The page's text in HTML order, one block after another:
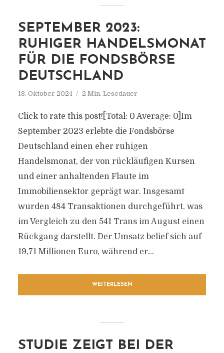
SEPTEMBER 2023:
RUHIGER HANDELSMONAT
FÜR DIE FONDSBÖRSE
DEUTSCHLAND
18. Oktober 2024 2 Min. Lesedauer
Click to rate this post![Total: 0 Average: 0]Im
September 2023 erlebte die Fondsbörse
Deutschland einen eher ruhigen
Handelsmonat, der von rückläufigen Kursen
und einer anhaltenden Flaute im
Immobiliensektor geprägt war. Insgesamt
wurden 484 Transaktionen durchgeführt, was
im Vergleich zu den 541 Trans im August einen
Rückgang darstellt. Der Umsatz belief sich auf
19,71 Millionen Euro, während er...
WEITERLESEN
STUDIE ZEIGT BEI DER